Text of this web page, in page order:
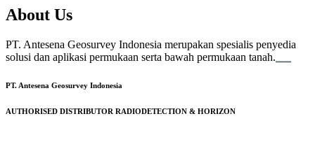
About Us
PT. Antesena Geosurvey Indonesia merupakan spesialis penyedia
solusi dan aplikasi permukaan serta bawah permukaan tanah.
PT. Antesena Geosurvey Indonesia
AUTHORISED DISTRIBUTOR RADIODETECTION & HORIZON